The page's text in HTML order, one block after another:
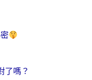
了嗎？